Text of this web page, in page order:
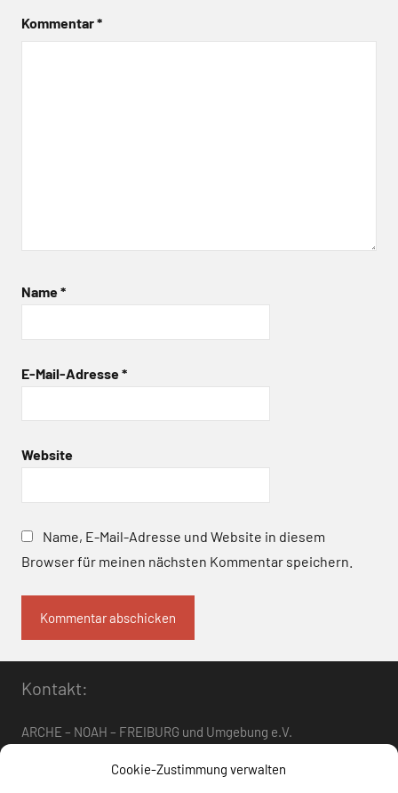
Cookie-Zustimmung verwalten
Kommentar*
Name*
E-Mail-Adresse*
Website
Name, E-Mail-Adresse und Website in diesem
Browser für meinen nächsten Kommentar speichern.
Kontakt:
ARCHE – NOAH – FREIBURG und Umgebung e.V.
arche-noah-freiburg[at]freenet.de